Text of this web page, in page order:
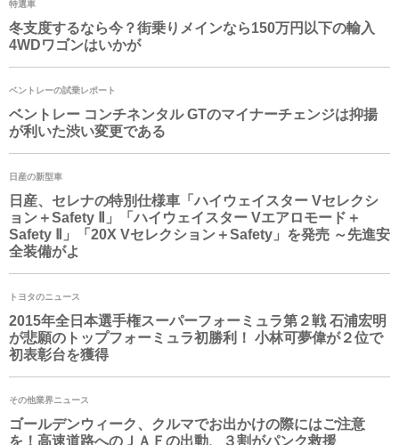
特選車
冬支度するなら今？街乗りメインなら150万円以下の輸入
4WDワゴンはいかが
ベントレーの試乗レポート
ベントレー コンチネンタル GTのマイナーチェンジは抑揚
が利いた渋い変更である
日産の新型車
日産、セレナの特別仕様車「ハイウェイスター Vセレクシ
ョン＋Safety Ⅱ」「ハイウェイスター Vエアロモード＋
Safety Ⅱ」「20X Vセレクション＋Safety」を発売 ～先進安
全装備がよ
トヨタのニュース
2015年全日本選手権スーパーフォーミュラ第２戦 石浦宏明
が悲願のトップフォーミュラ初勝利！ 小林可夢偉が２位で
初表彰台を獲得
その他業界ニュース
ゴールデンウィーク、クルマでお出かけの際にはご注意
を！高速道路へのＪＡＦの出動、３割がパンク救援